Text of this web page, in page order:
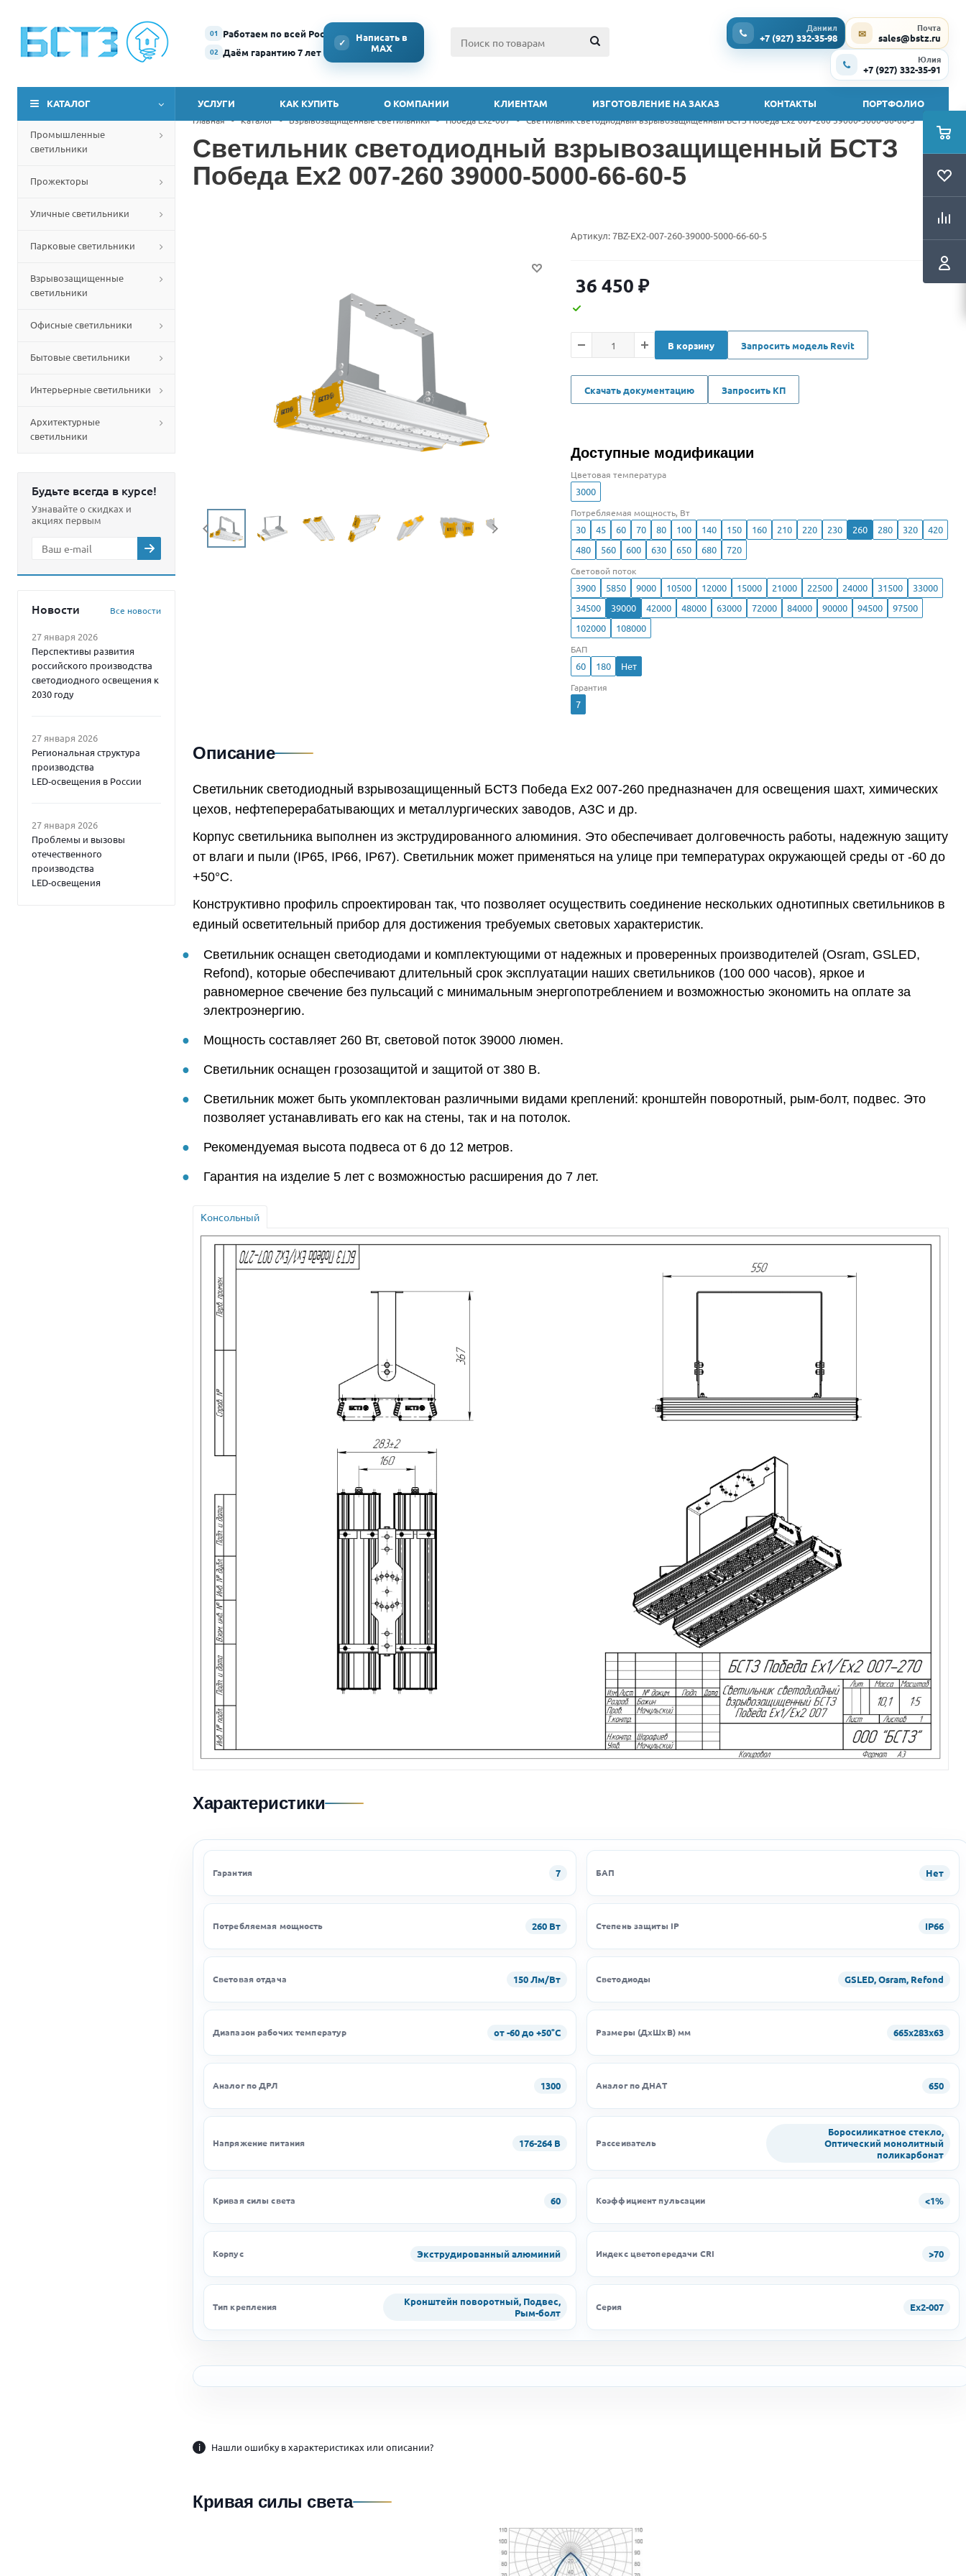
01 Работаем по всей России
02 Даём гарантию 7 лет
✓
Написать в
MAX
Даниил
+7 (927) 332-35-98 ✉ Почта
sales@bstz.ru
Юлия
+7 (927) 332-35-91
КАТАЛОГ УСЛУГИ КАК КУПИТЬ О КОМПАНИИ КЛИЕНТАМ ИЗГОТОВЛЕНИЕ НА ЗАКАЗ КОНТАКТЫ ПОРТФОЛИО
Промышленные
светильники
Прожекторы
Уличные светильники
Парковые светильники
Взрывозащищенные
светильники
Офисные светильники
Бытовые светильники
Интерьерные светильники
Архитектурные
светильники
Будьте всегда в курсе!
Узнавайте о скидках и
акциях первым
Новости Все новости
27 января 2026
Перспективы развития
российского производства
светодиодного освещения к
2030 году
27 января 2026
Региональная структура
производства
LED‑освещения в России
27 января 2026
Проблемы и вызовы
отечественного
производства
LED‑освещения
Главная - Каталог - Взрывозащищенные светильники - Победа Ex2-007 - Светильник светодиодный взрывозащищенный БСТЗ Победа Ex2 007-260 39000-5000-66-60-5
Светильник светодиодный взрывозащищенный БСТЗ
Победа Ex2 007-260 39000-5000-66-60-5
Артикул:7BZ-EX2-007-260-39000-5000-66-60-5
36 450 ₽
В корзину Запросить модель Revit
Скачать документацию Запросить КП
Доступные модификации
Цветовая температура
3000
Потребляемая мощность, Вт
30 45 60 70 80 100 140 150 160 210 220 230 260 280 320
420
480
560 600 630 650 680 720
Световой поток
3900 5850 9000 10500 12000 15000 21000 22500 24000 31500
33000
34500
39000 42000 48000 63000 72000 84000 90000 94500
97500
102000
108000
БАП
60 180 Нет
Гарантия
7
Описание
Светильник светодиодный взрывозащищенный БСТЗ Победа Ex2 007-260 предназначен для освещения шахт, химических
цехов, нефтеперерабатывающих и металлургических заводов, АЗС и др.
Корпус светильника выполнен из экструдированного алюминия. Это обеспечивает долговечность работы, надежную защиту
от влаги и пыли (IP65, IP66, IP67). Светильник может применяться на улице при температурах окружающей среды от -60 до
+50°C.
Конструктивно профиль спроектирован так, что позволяет осуществить соединение нескольких однотипных светильников в
единый осветительный прибор для достижения требуемых световых характеристик.
Светильник оснащен светодиодами и комплектующими от надежных и проверенных производителей (Osram, GSLED,
Refond), которые обеспечивают длительный срок эксплуатации наших светильников (100 000 часов), яркое и
равномерное свечение без пульсаций с минимальным энергопотреблением и возможностью экономить на оплате за
электроэнергию.
Мощность составляет 260 Вт, световой поток 39000 люмен.
Светильник оснащен грозозащитой и защитой от 380 В.
Светильник может быть укомплектован различными видами креплений: кронштейн поворотный, рым-болт, подвес. Это
позволяет устанавливать его как на стены, так и на потолок.
Рекомендуемая высота подвеса от 6 до 12 метров.
Гарантия на изделие 5 лет с возможностью расширения до 7 лет.
Консольный
Характеристики
Гарантия 7 БАП Нет
Потребляемая мощность 260 Вт Степень защиты IP IP66
Световая отдача 150 Лм/Вт Светодиоды GSLED, Osram, Refond
Диапазон рабочих температур от -60 до +50°C Размеры (ДхШхВ) мм 665х283х63
Аналог по ДРЛ 1300 Аналог по ДНАТ 650
Напряжение питания 176-264 В Рассеиватель
Боросиликатное стекло,
Оптический монолитный
поликарбонат
Кривая силы света 60 Коэффициент пульсации <1%
Корпус Экструдированный алюминий Индекс цветопередачи CRI >70
Тип крепления
Кронштейн поворотный, Подвес,
Рым-болт
Серия Ex2-007
i Нашли ошибку в характеристиках или описании?
Кривая силы света